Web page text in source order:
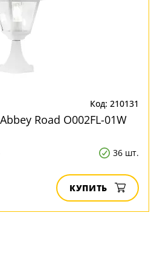
Код: 210131
Road O002FL-01W
36 шт.
КУПИТЬ